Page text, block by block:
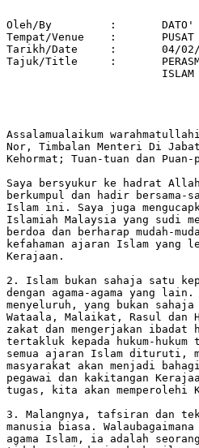
Oleh/By		:	DATO' SERI DR. MAHATHIR BIN MOHAMAD
Tempat/Venue 	: 	PUSAT ISLAM, KUALA LUMPUR
Tarikh/Date 	: 	04/02/86
Tajuk/Title  	: 	PERASMIAN MUZAKARAH KESEDARAN
Assalamualaikum
Nor, Timbalan Menteri Di
Kehormat; Tuan-tuan dan
Saya bersyukur ke hadrat
berkumpul dan hadir bersama-
Islam ini. Saya juga
Islamiah Malaysia yang sudi
berdoa dan berharap mudah-
kefahaman ajaran Islam yang
Kerajaan.
2. Islam bukan sahaja satu
dengan agama-agama yang
menyeluruh, yang bukan sahaja
Wataala, Malaikat, Rasul dan
zakat dan mengerjakan
tertakluk kepada hukum-
semua ajaran Islam dituruti,
masyarakat akan menjadi
pegawai dan kakitangan
tugas, kita akan memperolehi
3. Malangnya, tafsiran dan
manusia biasa.
agama Islam, ia adalah